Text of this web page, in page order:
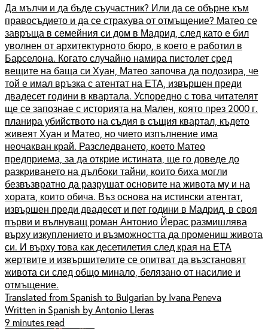
Да мълчи и да бъде съучастник? Или да се обърне към
правосъдието и да се страхува от отмъщение? Матео се
завръща в семейния си дом в Мадрид, след като е бил
уволнен от архитектурното бюро, в което е работил в
Барселона. Когато случайно намира пистолет сред
вещите на баща си Хуан, Матео започва да подозира, че
той е имал връзка с атентат на ЕТА, извършен преди
двадесет години в квартала. Успоредно с това читателят
ще се запознае с историята на Мален, която през 2000 г.
планира убийството на съдия в същия квартал, където
живеят Хуан и Матео, но чието изпълнение има
неочакван край. Разследването, което Матео
предприема, за да открие истината, ще го доведе до
разкриването на дълбоки тайни, които биха могли
безвъзвратно да разрушат основите на живота му и на
хората, които обича. Въз основа на истински атентат,
извършен преди двадесет и пет години в Мадрид, в своя
първи и вълнуващ роман Антонио Йерас размишлява
върху изкуплението и възможността да промениш живота
си. И върху това как десетилетия след края на ЕТА
жертвите и извършителите се опитват да възстановят
живота си след общо минало, белязано от насилие и
отмъщение.
Translated from Spanish to Bulgarian by Ivana Peneva
Written in Spanish by Antonio Lleras
9 minutes read